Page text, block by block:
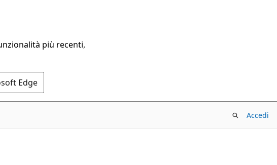
più recenti,
Edge
Accedi